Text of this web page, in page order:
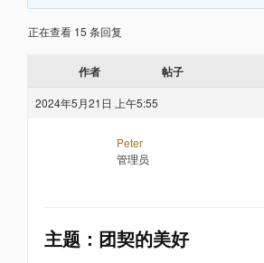
正在查看 15 条回复
作者 帖子
2024年5月21日 上午5:55
Peter
管理员
主题：团契的美好